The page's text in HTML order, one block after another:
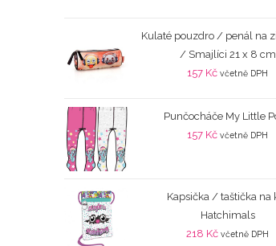
Kulaté pouzdro / penál na
/ Smajlíci 21 x 8 cm
157 Kč včetně DPH
Punčocháče My Little
157 Kč včetně DPH
Kapsička / taštička na
Hatchimals
218 Kč včetně DPH